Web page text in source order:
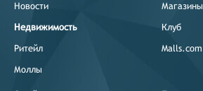
Новости
Недвижимость
Ритейл
Моллы
Магазины
Клуб
Malls.com